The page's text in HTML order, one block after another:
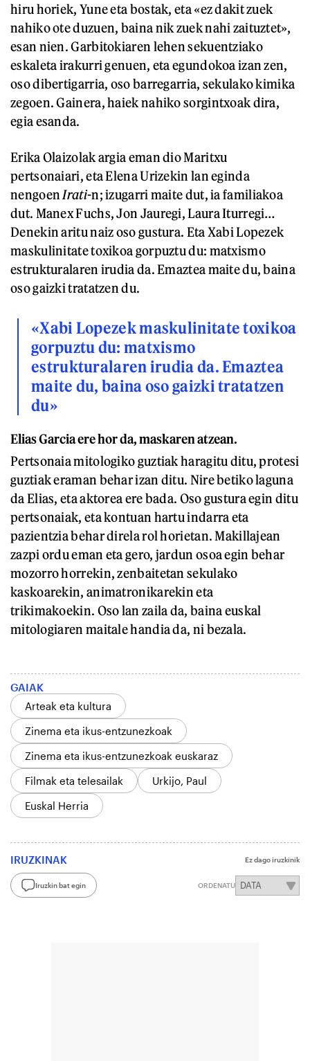
hiru horiek, Yune eta bostak, eta «ez dakit zuek
nahiko ote duzuen, baina nik zuek nahi zaituztet»,
esan nien. Garbitokiaren lehen sekuentziako
eskaleta irakurri genuen, eta egundokoa izan zen,
oso dibertigarria, oso barregarria, sekulako kimika
zegoen. Gainera, haiek nahiko sorgintxoak dira,
egia esanda.
Erika Olaizolak argia eman dio Maritxu
pertsonaiari, eta Elena Urizekin lan eginda
nengoen Irati-n; izugarri maite dut, ia familiakoa
dut. Manex Fuchs, Jon Jauregi, Laura Iturregi…
Denekin aritu naiz oso gustura. Eta Xabi Lopezek
maskulinitate toxikoa gorpuztu du: matxismo
estrukturalaren irudia da. Emaztea maite du, baina
oso gaizki tratatzen du.
«Xabi Lopezek maskulinitate toxikoa
gorpuztu du: matxismo
estrukturalaren irudia da. Emaztea
maite du, baina oso gaizki tratatzen
du»
Elias Garcia ere hor da, maskaren atzean.
Pertsonaia mitologiko guztiak haragitu ditu, protesi
guztiak eraman behar izan ditu. Nire betiko laguna
da Elias, eta aktorea ere bada. Oso gustura egin ditu
pertsonaiak, eta kontuan hartu indarra eta
pazientzia behar direla rol horietan. Makillajean
zazpi ordu eman eta gero, jardun osoa egin behar
mozorro horrekin, zenbaitetan sekulako
kaskoarekin, animatronikarekin eta
trikimakoekin. Oso lan zaila da, baina euskal
mitologiaren maitale handia da, ni bezala.
GAIAK
Arteak eta kultura
Zinema eta ikus-entzunezkoak
Zinema eta ikus-entzunezkoak euskaraz
Filmak eta telesailak
Urkijo, Paul
Euskal Herria
IRUZKINAK Ez dago iruzkinik
Iruzkin bat egin ORDENATU